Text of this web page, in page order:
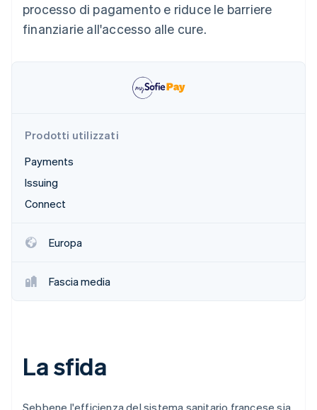
Identity
Verifica online dell'identità
Guarda ora
processo di pagamento e riduce le barriere
finanziarie all'accesso alle cure.
Prodotti utilizzati
Payments
Issuing
Connect
Europa
Fascia media
La sfida
Sebbene l'efficienza del sistema sanitario francese sia